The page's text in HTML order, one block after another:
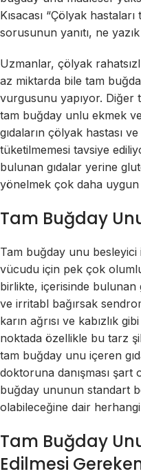
Kısacası “Çölyak
sorusunun yanıtı, ne
Uzmanlar, çölyak
az miktarda bile tam
vurgusunu yapıyor. Diğer
tam buğday unlu ekmek
gıdaların çölyak hastası
tüketilmemesi tavsiye
bulunan gıdalar yerine
yönelmek çok daha
Tam Buğday
Tam buğday unu besleyici
vücudu için pek çok
birlikte, içerisinde bulunan
ve irritabl bağırsak
karın ağrısı ve kabızlık
noktada özellikle bu tarz
tam buğday unu içeren
doktoruna danışması şart
buğday ununun standart
olabileceğine dair
Tam Buğday
Edilmesi